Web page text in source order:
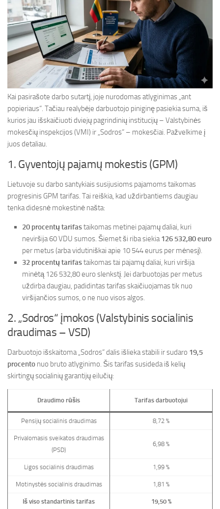
Kai pasirašote darbo sutartį, joje nurodomas atlyginimas „ant
popieriaus“. Tačiau realybėje darbuotojo piniginę pasiekia suma, iš
kurios jau išskaičiuoti dviejų pagrindinių institucijų – Valstybinės
mokesčių inspekcijos (VMI) ir „Sodros“ – mokesčiai. Pažvelkime į
juos detaliau.
1. Gyventojų pajamų mokestis (GPM)
Lietuvoje su darbo santykiais susijusioms pajamoms taikomas
progresinis GPM tarifas. Tai reiškia, kad uždirbantiems daugiau
tenka didesnė mokestinė našta:
20 procentų tarifastaikomas metinei pajamų daliai, kuri
neviršija 60 VDU sumos. Šiemet ši riba siekia126 532,80 euro
per metus (arba vidutiniškai apie 10 544 eurus per mėnesį).
32 procentų tarifastaikomas tai pajamų daliai, kuri viršija
minėtą 126 532,80 euro slenkstį. Jei darbuotojas per metus
uždirba daugiau, padidintas tarifas skaičiuojamas tik nuo
viršijančios sumos, o ne nuo visos algos.
2. „Sodros“ įmokos (Valstybinis socialinis
draudimas – VSD)
Darbuotojo išskaitoma „Sodros“ dalis išlieka stabili ir sudaro 19,5
procento nuo bruto atlyginimo. Šis tarifas susideda iš kelių
skirtingų socialinių garantijų eilučių:
Draudimo rūšis Tarifas darbuotojui
Pensijų socialinis draudimas 8,72 %
Privalomasis sveikatos draudimas
(PSD)
6,98 %
Ligos socialinis draudimas 1,99 %
Motinystės socialinis draudimas 1,81 %
Iš viso standartinis tarifas 19,50 %